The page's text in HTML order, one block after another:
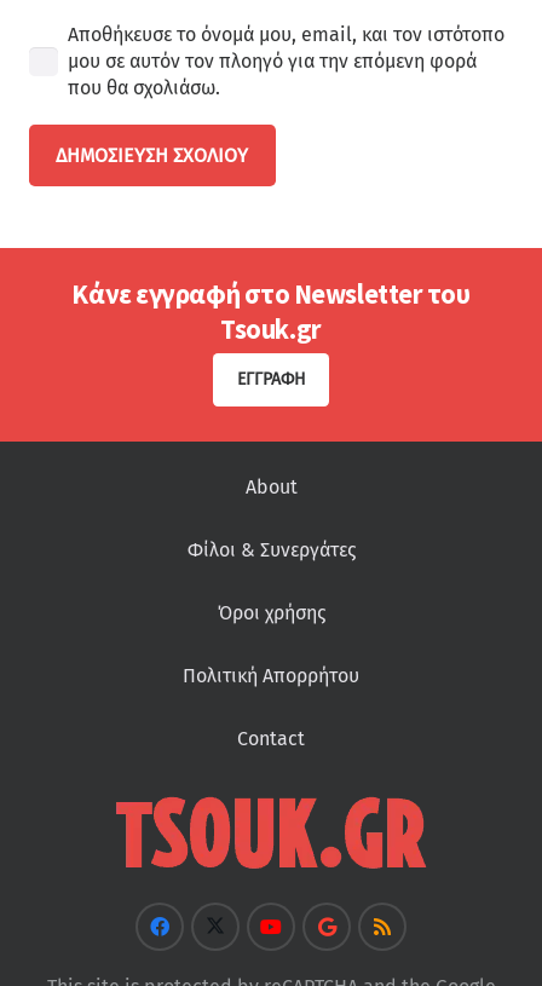
Αποθήκευσε το όνομά μου, email, και τον ιστότοπο
μου σε αυτόν τον πλοηγό για την επόμενη φορά
που θα σχολιάσω.
ΔΗΜΟΣΊΕΥΣΗ ΣΧΟΛΊΟΥ
Κάνε εγγραφή στο Newsletter του
Tsouk.gr
ΕΓΓΡΑΦΉ
About
Φίλοι & Συνεργάτες
Όροι χρήσης
Πολιτική Απορρήτου
Contact